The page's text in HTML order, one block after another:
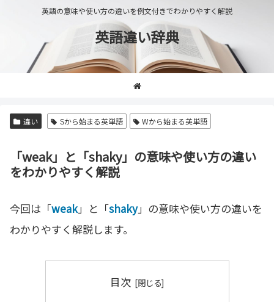
英語の意味や使い方の違いを例文付きでわかりやすく解説
英語違い辞典
違い Sから始まる英単語 Wから始まる英単語
「weak」と「shaky」の意味や使い方の違い
をわかりやすく解説
今回は「weak」と「shaky」の意味や使い方の違いを
わかりやすく解説します。
目次